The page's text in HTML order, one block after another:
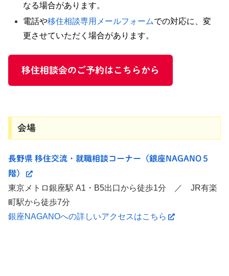
なる場合があります。
電話や移住相談専用メールフォームでの対応に、変
更させていただく場合があります。
移住相談会のご予約はこちらから
会場
長野県 移住交流・就職相談コーナー（銀座NAGANO５
階）
東京メトロ銀座駅 A1・B5出口から徒歩1分 ／ JR有楽
町駅から徒歩7分
銀座NAGANOへの詳しいアクセスはこちら